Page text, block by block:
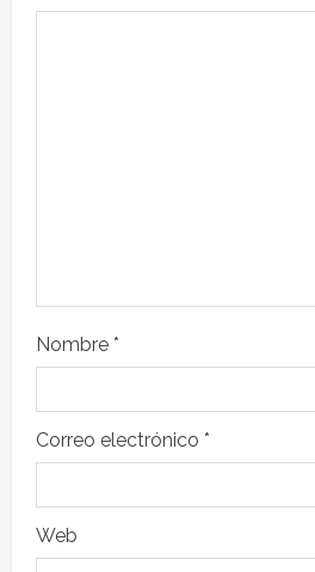
Nombre *
Correo electrónico *
Web